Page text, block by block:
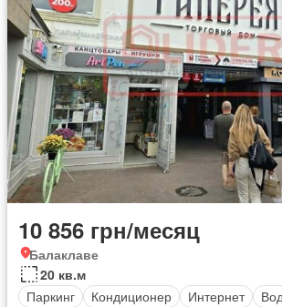
10 856 грн/месяц
Балаклаве
20 кв.м
Паркинг
Кондиционер Интернет